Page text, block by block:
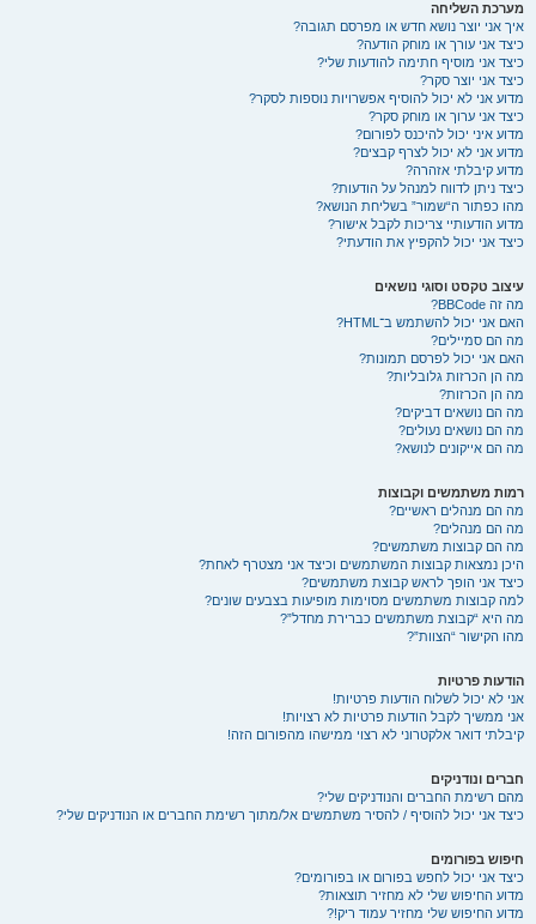
מערכת השליחה
איך אני יוצר נושא חדש או מפרסם תגובה?
כיצד אני עורך או מוחק הודעה?
כיצד אני מוסיף חתימה להודעות שלי?
כיצד אני יוצר סקר?
מדוע אני לא יכול להוסיף אפשרויות נוספות לסקר?
כיצד אני ערוך או מוחק סקר?
מדוע איני יכול להיכנס לפורום?
מדוע אני לא יכול לצרף קבצים?
מדוע קיבלתי אזהרה?
כיצד ניתן לדווח למנהל על הודעות?
מהו כפתור ה“שמור” בשליחת הנושא?
מדוע הודעותיי צריכות לקבל אישור?
כיצד אני יכול להקפיץ את הודעתי?
עיצוב טקסט וסוגי נושאים
מה זה BBCode?
האם אני יכול להשתמש ב־HTML?
מה הם סמיילים?
האם אני יכול לפרסם תמונות?
מה הן הכרזות גלובליות?
מה הן הכרזות?
מה הם נושאים דביקים?
מה הם נושאים נעולים?
מה הם אייקונים לנושא?
רמות משתמשים וקבוצות
מה הם מנהלים ראשיים?
מה הם מנהלים?
מה הם קבוצות משתמשים?
היכן נמצאות קבוצות המשתמשים וכיצד אני מצטרף לאחת?
כיצד אני הופך לראש קבוצת משתמשים?
למה קבוצות משתמשים מסוימות מופיעות בצבעים שונים?
מה היא “קבוצת משתמשים כברירת מחדל”?
מהו הקישור “הצוות”?
הודעות פרטיות
אני לא יכול לשלוח הודעות פרטיות!
אני ממשיך לקבל הודעות פרטיות לא רצויות!
קיבלתי דואר אלקטרוני לא רצוי ממישהו מהפורום הזה!
חברים ונודניקים
מהם רשימת החברים והנודניקים שלי?
כיצד אני יכול להוסיף / להסיר משתמשים אל/מתוך רשימת החברים או הנודניקים שלי?
חיפוש בפורומים
כיצד אני יכול לחפש בפורום או בפורומים?
מדוע החיפוש שלי לא מחזיר תוצאות?
מדוע החיפוש שלי מחזיר עמוד ריק!?